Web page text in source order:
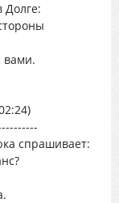
Долге:
вами.
спрашивает: